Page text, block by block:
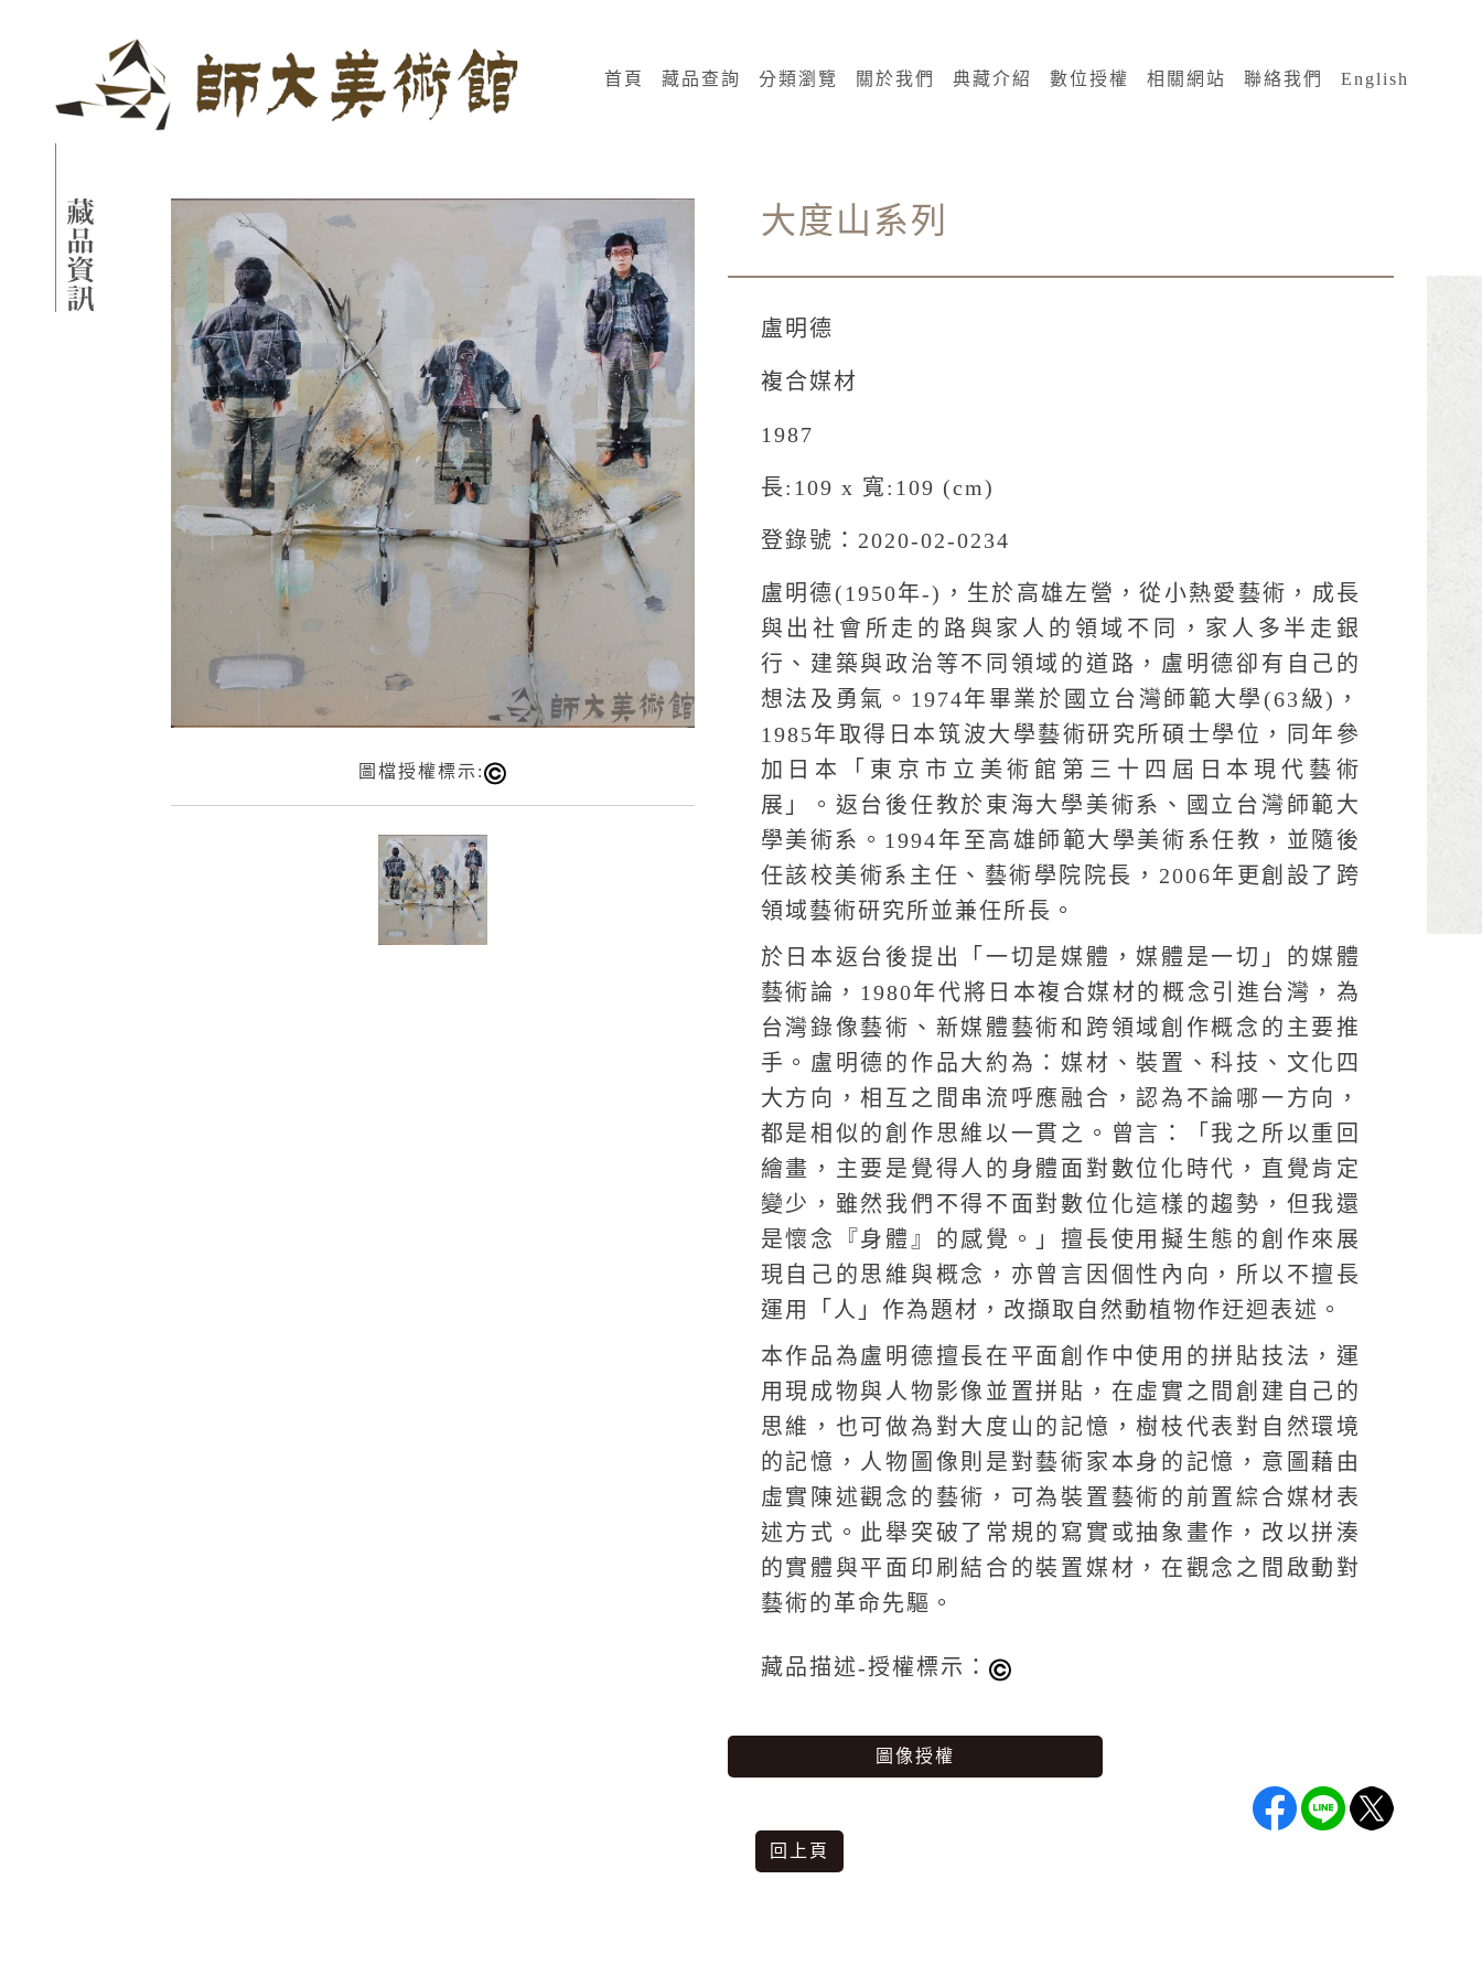
國立臺灣師範大學美術館
網頁導覽
首頁 藏品查詢 分類瀏覽 關於我們 典藏介紹 數位授權 相關網站 聯絡我們 English
圖檔授權標示:
大度山系列
盧明德
複合媒材
1987
長:109 x 寬:109 (cm)
登錄號：2020-02-0234
盧明德(1950年-)，生於高雄左營，從小熱愛藝術，成長
與出社會所走的路與家人的領域不同，家人多半走銀
行、建築與政治等不同領域的道路，盧明德卻有自己的
想法及勇氣。1974年畢業於國立台灣師範大學(63級)，
1985年取得日本筑波大學藝術研究所碩士學位，同年參
加日本「東京市立美術館第三十四屆日本現代藝術
展」。返台後任教於東海大學美術系、國立台灣師範大
學美術系。1994年至高雄師範大學美術系任教，並隨後
任該校美術系主任、藝術學院院長，2006年更創設了跨
領域藝術研究所並兼任所長。
於日本返台後提出「一切是媒體，媒體是一切」的媒體
藝術論，1980年代將日本複合媒材的概念引進台灣，為
台灣錄像藝術、新媒體藝術和跨領域創作概念的主要推
手。盧明德的作品大約為：媒材、裝置、科技、文化四
大方向，相互之間串流呼應融合，認為不論哪一方向，
都是相似的創作思維以一貫之。曾言：「我之所以重回
繪畫，主要是覺得人的身體面對數位化時代，直覺肯定
變少，雖然我們不得不面對數位化這樣的趨勢，但我還
是懷念『身體』的感覺。」擅長使用擬生態的創作來展
現自己的思維與概念，亦曾言因個性內向，所以不擅長
運用「人」作為題材，改擷取自然動植物作迂迴表述。
本作品為盧明德擅長在平面創作中使用的拼貼技法，運
用現成物與人物影像並置拼貼，在虛實之間創建自己的
思維，也可做為對大度山的記憶，樹枝代表對自然環境
的記憶，人物圖像則是對藝術家本身的記憶，意圖藉由
虛實陳述觀念的藝術，可為裝置藝術的前置綜合媒材表
述方式。此舉突破了常規的寫實或抽象畫作，改以拼湊
的實體與平面印刷結合的裝置媒材，在觀念之間啟動對
藝術的革命先驅。
藏品描述-授權標示：
圖像授權
回上頁